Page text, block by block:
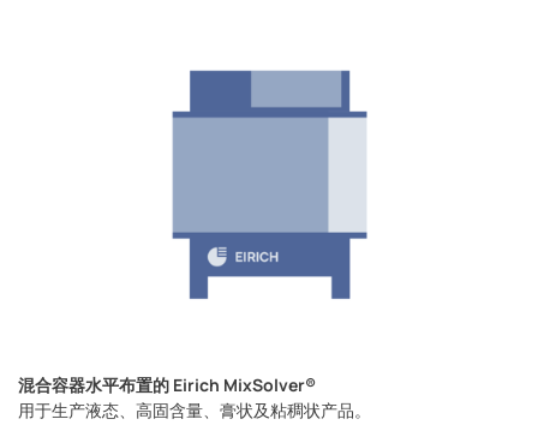
混合容器水平布置的 Eirich MixSolver®
用于生产液态、高固含量、膏状及粘稠状产品。